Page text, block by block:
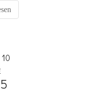
und Aussteller der
Qualität mit Win-Win-